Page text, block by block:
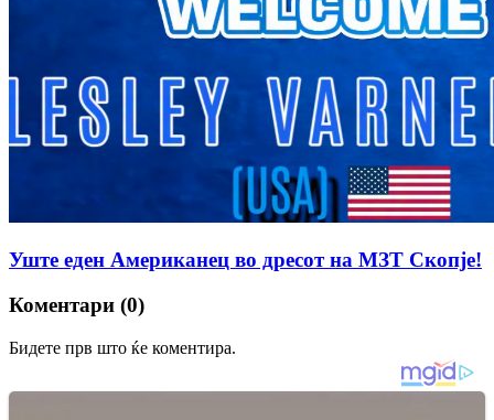
Уште еден Американец во дресот на МЗТ Скопје!
Коментари (0)
Бидете прв што ќе коментира.